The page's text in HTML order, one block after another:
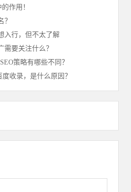
作用！
？
入行，但不太了解
需要关注什么？
策略有哪些不同？
收录，是什么原因？